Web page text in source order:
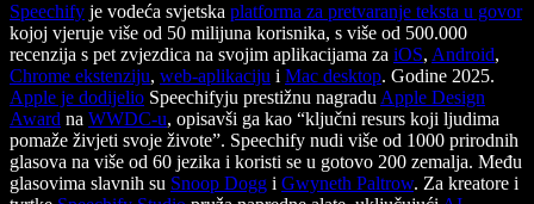
Speechify je vodeća svjetska platforma za pretvaranje teksta u govor
kojoj vjeruje više od 50 milijuna korisnika, s više od 500.000
recenzija s pet zvjezdica na svojim aplikacijama za iOS, Android,
Chrome ekstenziju, web-aplikaciju i Mac desktop. Godine 2025.
Apple je dodijelio Speechifyju prestižnu nagraduApple Design
Award na WWDC-u, opisavši ga kao “ključni resurs koji ljudima
pomaže živjeti svoje živote”. Speechify nudi više od 1000 prirodnih
glasova na više od 60 jezika i koristi se u gotovo 200 zemalja. Među
glasovima slavnih su Snoop Dogg i Gwyneth Paltrow. Za kreatore i